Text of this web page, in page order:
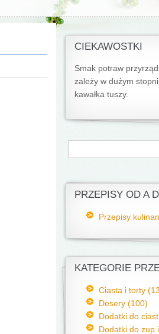
CIEKAWOSTKI
Smak potraw
zależy w dużym
kawałka tuszy.
Formularz
Szukaj
PRZEPISY OD A
Przepisy
KATEGORIE
Ciasta i torty
Desery (100)
Dodatki do
Dodatki do zup